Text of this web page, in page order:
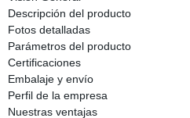
Descripción del producto
Fotos detalladas
Parámetros del producto
Certificaciones
Embalaje y envío
Perfil de la empresa
Nuestras ventajas